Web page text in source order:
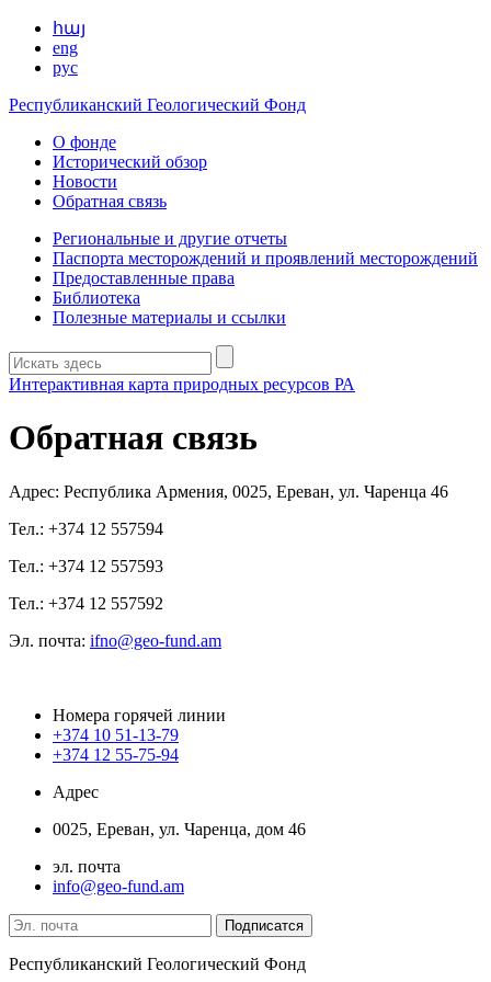
հայ
eng
рус
Республиканский Геологический Фонд
О фонде
Исторический обзор
Новости
Обратная связь
Региональные и другие отчеты
Паспорта месторождений и проявлений месторождений
Предоставленные права
Библиотека
Полезные материалы и ссылки
Интерактивная карта природных ресурсов РА
Обратная связь
Адрес: Республика Армения, 0025, Ереван, ул. Чаренца 46
Тел.: +374 12 557594
Тел.: +374 12 557593
Тел.: +374 12 557592
Эл. почта: ifno@geo-fund.am
Номера горячей линии
+374 10 51-13-79
+374 12 55-75-94
Адрес
0025, Ереван, ул. Чаренца, дом 46
эл. почта
info@geo-fund.am
Республиканский Геологический Фонд